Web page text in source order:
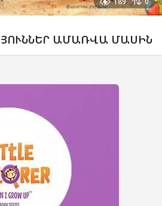
ԱՄԱՌՎԱ ՄԱՍԻՆ